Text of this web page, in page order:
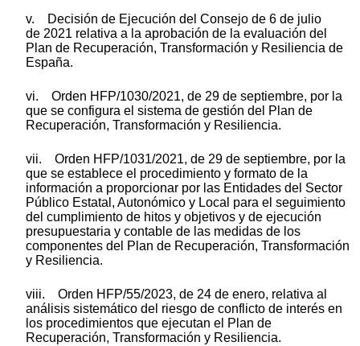
v. Decisión de Ejecución del Consejo de 6 de julio
de 2021 relativa a la aprobación de la evaluación del
Plan de Recuperación, Transformación y Resiliencia de
España.
vi. Orden HFP/1030/2021, de 29 de septiembre, por la
que se configura el sistema de gestión del Plan de
Recuperación, Transformación y Resiliencia.
vii. Orden HFP/1031/2021, de 29 de septiembre, por la
que se establece el procedimiento y formato de la
información a proporcionar por las Entidades del Sector
Público Estatal, Autonómico y Local para el seguimiento
del cumplimiento de hitos y objetivos y de ejecución
presupuestaria y contable de las medidas de los
componentes del Plan de Recuperación, Transformación
y Resiliencia.
viii. Orden HFP/55/2023, de 24 de enero, relativa al
análisis sistemático del riesgo de conflicto de interés en
los procedimientos que ejecutan el Plan de
Recuperación, Transformación y Resiliencia.